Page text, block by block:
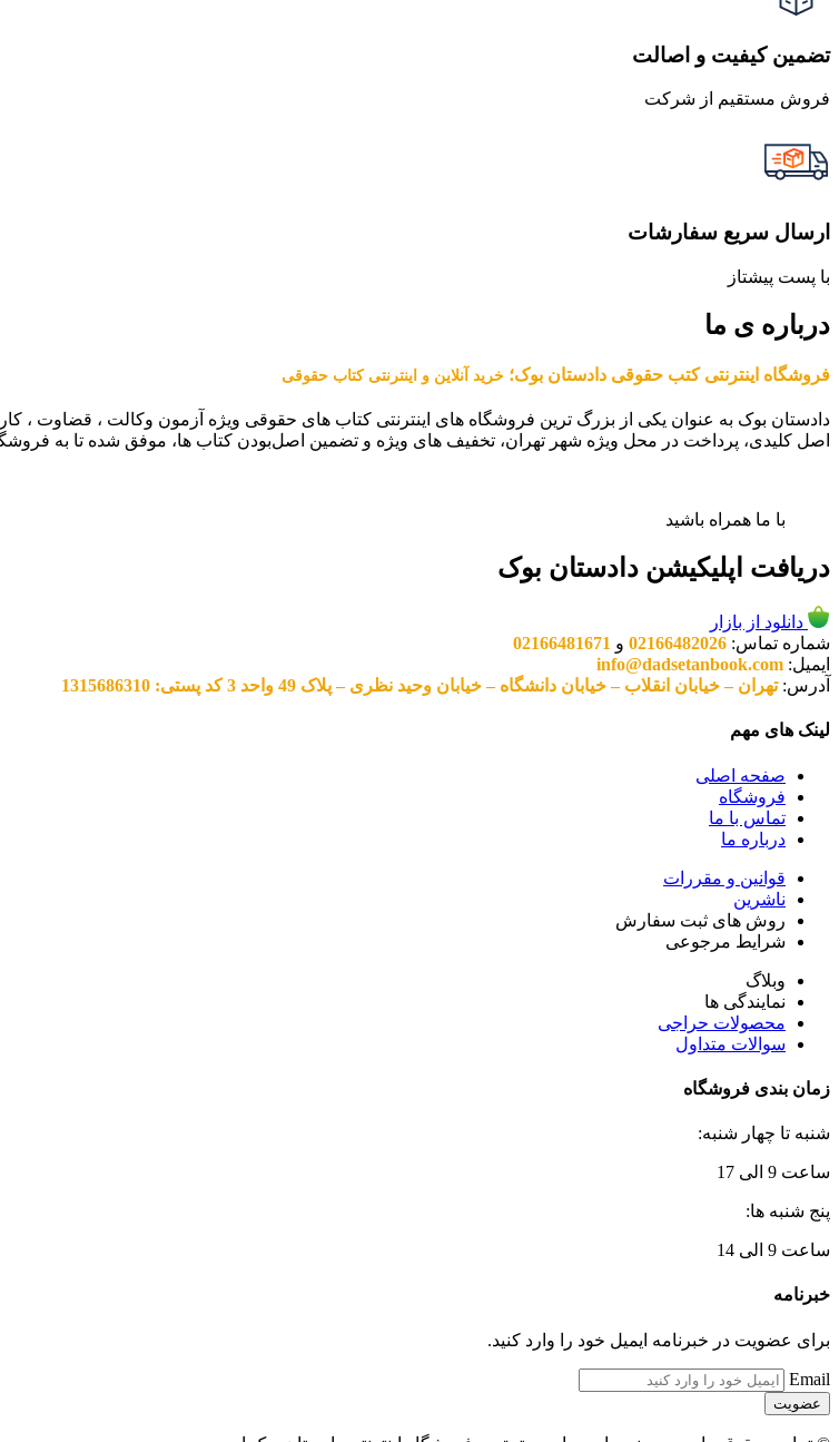
تضمین کیفیت و اصالت
فروش مستقیم از شرکت
ارسال سریع سفارشات
با پست پیشتاز
درباره ی ما
فروشگاه اینترنتی کتب حقوقی دادستان بوک؛ خرید آنلاین و اینترنتی کتاب حقوقی
دادستان بوک به عنوان یکی از بزرگ ترین فروشگاه های اینترنتی کتاب های حقوقی ویژه آزمون وکالت ، قضاوت ،
اصل کلیدی، پرداخت در محل ویژه شهر تهران، تخفیف های ویژه و تضمین اصل‌بودن کتاب ها، موفق شده تا به
با ما همراه باشید
دریافت اپلیکیشن دادستان بوک
دانلود از بازار
شماره تماس: 02166482026 و 02166481671
ایمیل: info@dadsetanbook.com
آدرس:تهران – خیابان انقلاب – خیابان دانشگاه – خیابان وحید نظری – پلاک 49 واحد 3 کد پستی: 1315686310
لینک های مهم
صفحه اصلی
فروشگاه
تماس با ما
درباره ما
قوانین و مقررات
ناشرین
روش های ثبت سفارش
شرایط مرجوعی
وبلاگ
نمایندگی ها
محصولات حراجی
سوالات متداول
زمان بندی فروشگاه
شنبه تا چهار شنبه:
ساعت 9 الی 17
پنج شنبه ها:
ساعت 9 الی 14
خبرنامه
برای عضویت در خبرنامه ایمیل خود را وارد کنید.
Email